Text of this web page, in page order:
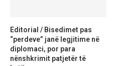
Editorial / Bisedimet pas
“perdeve” janë legjitime në
diplomaci, por para
nënshkrimit patjetër të